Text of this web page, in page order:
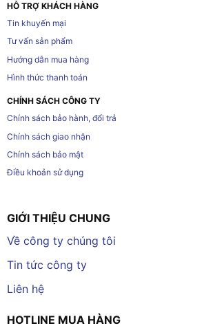
HỖ TRỢ KHÁCH HÀNG
Tin khuyến mại
Tư vấn sản phẩm
Hướng dẫn mua hàng
Hình thức thanh toán
CHÍNH SÁCH CÔNG TY
Chính sách bảo hành, đổi trả
Chính sách giao nhận
Chính sách bảo mật
Điều khoản sử dụng
GIỚI THIỆU CHUNG
Về công ty chúng tôi
Tin tức công ty
Liên hệ
HOTLINE MUA HÀNG